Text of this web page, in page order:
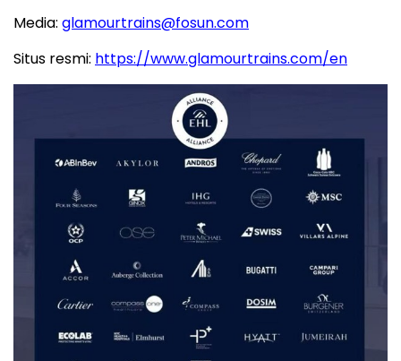
Media: glamourtrains@fosun.com
Situs resmi: https://www.glamourtrains.com/en